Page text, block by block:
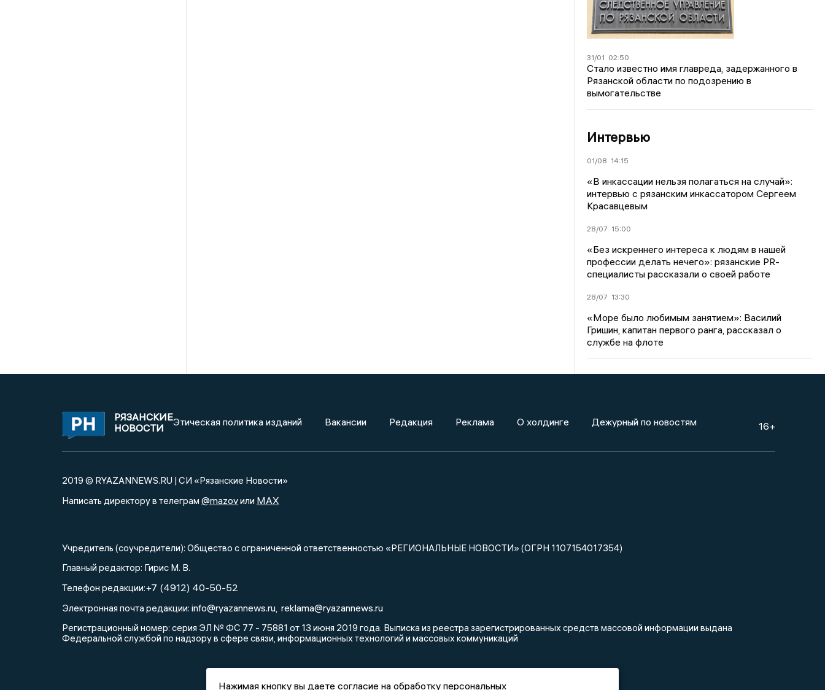
31/01 02:50
Стало известно имя главреда, задержанного в
Рязанской области по подозрению в
вымогательстве
Интервью
01/08 14:15
«В инкассации нельзя полагаться на случай»:
интервью с рязанским инкассатором Сергеем
Красавцевым
28/07 15:00
«Без искреннего интереса к людям в нашей
профессии делать нечего»: рязанские PR-
специалисты рассказали о своей работе
28/07 13:30
«Море было любимым занятием»: Василий
Гришин, капитан первого ранга, рассказал о
службе на флоте
РЯЗАНСКИЕ
НОВОСТИ
Этическая политика изданий Вакансии Редакция Реклама О холдинге Дежурный по новостям 16+
2019 © RYAZANNEWS.RU | СИ «Рязанские Новости»
Написать директору в телеграм @mazovили MAX
Учредитель (соучредители): Общество с ограниченной ответственностью «РЕГИОНАЛЬНЫЕ НОВОСТИ» (ОГРН 1107154017354)
Главный редактор: Гирис М. В.
Телефон редакции:+7 (4912) 40-50-52
Электронная почта редакции: info@ryazannews.ru reklama@ryazannews.ru
Регистрационный номер: серия ЭЛ № ФС 77 - 75881 от 13 июня 2019 года. Выписка из реестра зарегистрированных средств массовой информации выдана
Федеральной службой по надзору в сфере связи, информационных технологий и массовых коммуникаций
Нажимая кнопку вы даете согласие на обработку персональных